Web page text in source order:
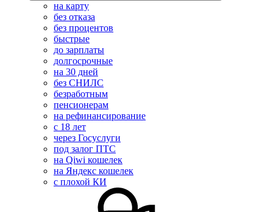
на карту
без отказа
без процентов
быстрые
до зарплаты
долгосрочные
на 30 дней
без СНИЛС
безработным
пенсионерам
на рефинансирование
с 18 лет
через Госуслуги
под залог ПТС
на Qiwi кошелек
на Яндекс кошелек
с плохой КИ